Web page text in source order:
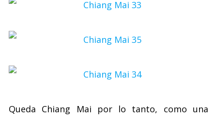
Queda Chiang Mai por lo tanto, como una